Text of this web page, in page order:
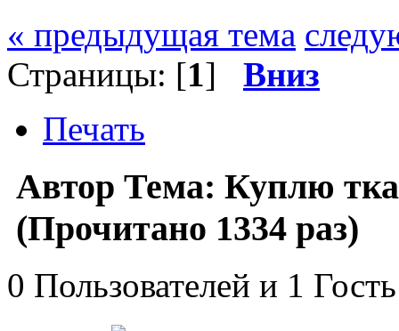
« предыдущая тема
Страницы: [1] Вниз
Печать
Автор Тема: Куплю
(Прочитано 1334 раз)
0 Пользователей и 1